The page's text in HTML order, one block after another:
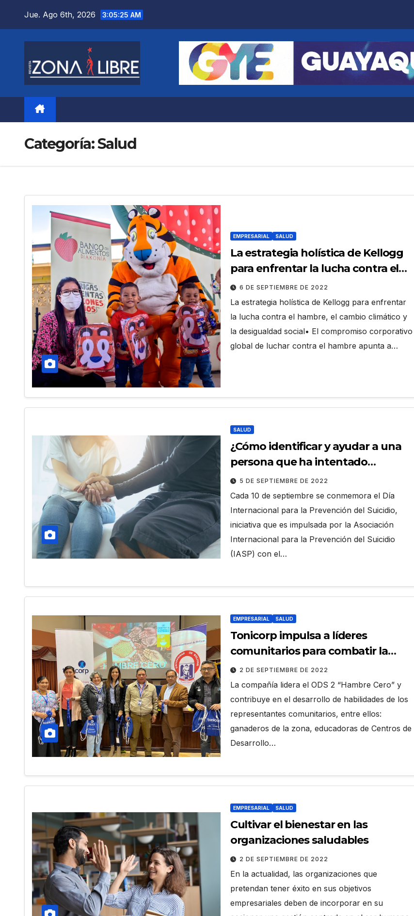
Jue. Ago 6th, 2026 3:05:27 AM
Categoría:Salud
EMPRESARIAL SALUD
La estrategia holística de Kellogg
para enfrentar la lucha contra el
hambre
6 DE SEPTIEMBRE DE 2022
La estrategia holística de Kellogg para enfrentar
la lucha contra el hambre, el cambio climático y
la desigualdad social• El compromiso corporativo
global de luchar contra el hambre apunta a…
SALUD
¿Cómo identificar y ayudar a una
persona que ha intentado
suicidarse?
5 DE SEPTIEMBRE DE 2022
Cada 10 de septiembre se conmemora el Día
Internacional para la Prevención del Suicidio,
iniciativa que es impulsada por la Asociación
Internacional para la Prevención del Suicidio
(IASP) con el…
EMPRESARIAL SALUD
Tonicorp impulsa a líderes
comunitarios para combatir la
desnutrición crónica en Guanujo
2 DE SEPTIEMBRE DE 2022
La compañía lidera el ODS 2 “Hambre Cero” y
contribuye en el desarrollo de habilidades de los
representantes comunitarios, entre ellos:
ganaderos de la zona, educadoras de Centros de
Desarrollo…
EMPRESARIAL SALUD
Cultivar el bienestar en las
organizaciones saludables
2 DE SEPTIEMBRE DE 2022
En la actualidad, las organizaciones que
pretendan tener éxito en sus objetivos
empresariales deben de incorporar en su